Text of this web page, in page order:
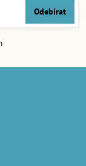
Odebírat